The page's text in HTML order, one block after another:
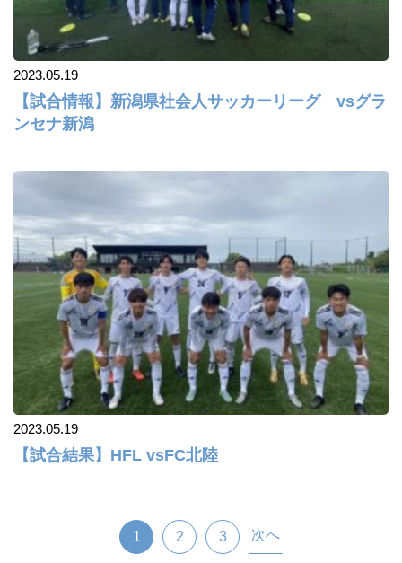
2023.05.19
【試合情報】新潟県社会人サッカーリーグ vsグラ
ンセナ新潟
2023.05.19
【試合結果】HFL vsFC北陸
1 2 3 次へ